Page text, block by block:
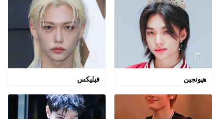
هيونجين فيليكس